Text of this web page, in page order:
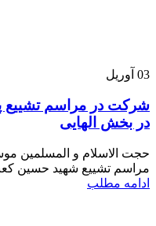
03 آوریل
شرکت در مراسم تشییع
در بخش الهایی
حجت الاسلام و المسلمین
مراسم تشییع شهید حسین
ادامه مطلب